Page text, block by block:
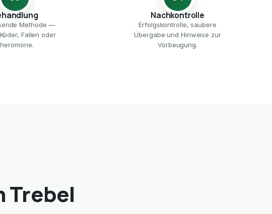
Methode —
Fallen oder
Nachkontrolle
Erfolgskontrolle, saubere
Übergabe und Hinweise zur
Vorbeugung.
Trebel